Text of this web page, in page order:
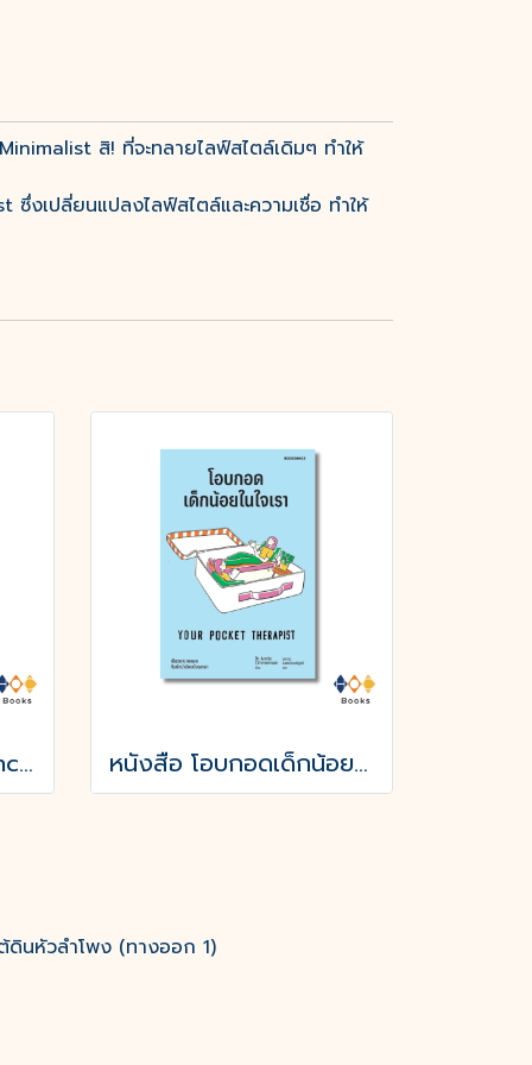
สิ! ที่จะทลายไลฟ์สไตล์เดิมๆ ทำให้
เปลี่ยนแปลงไลฟ์สไตล์และความเชื่อ ทำให้
หนังสือ Inner Excellence แกร่งจากข้างใน เรื่องยากแค่ไหนก็ชนะ หนังสือ โอบกอดเด็กน้อยในใจเรา (YOUR POCKET THERAPIST)
นหัวลำโพง (ทางออก 1)